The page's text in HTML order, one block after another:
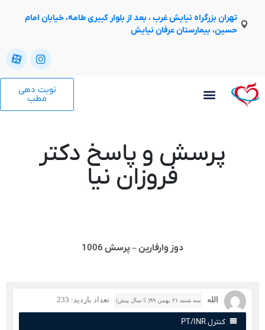
تهران بزرگراه نیایش غرب ، بعد از بلوار کبیری طامه، خیابان امام
حسین، بیمارستان عرفان نیایش
نوبت دهی
پرسش و پاسخ دکتر
فروزان نیا
دوز وارفارین – پرسش 1006
الله سه شنبه ۲۱ بهمن ۹۹( 5 سال پیش) تعداد بازدید: 233
کنترل PT/INR